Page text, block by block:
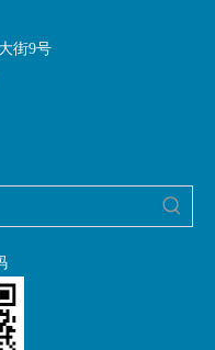
街9号